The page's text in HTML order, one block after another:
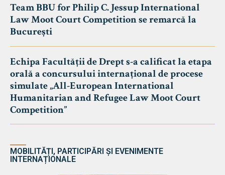
Team BBU for Philip C. Jessup International
Law Moot Court Competition se remarcă la
București
Echipa Facultății de Drept s-a calificat la etapa
orală a concursului internațional de procese
simulate „All-European International
Humanitarian and Refugee Law Moot Court
Competition”
MOBILITĂȚI, PARTICIPĂRI ȘI EVENIMENTE
INTERNAȚIONALE